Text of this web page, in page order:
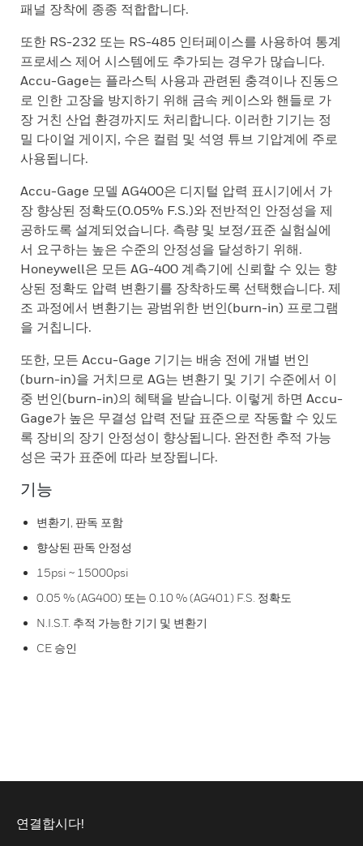
패널 장착에 종종 적합합니다.
또한 RS-232 또는 RS-485 인터페이스를 사용하여 통계
프로세스 제어 시스템에도 추가되는 경우가 많습니다.
Accu-Gage는 플라스틱 사용과 관련된 충격이나 진동으
로 인한 고장을 방지하기 위해 금속 케이스와 핸들로 가
장 거친 산업 환경까지도 처리합니다. 이러한 기기는 정
밀 다이얼 게이지, 수은 컬럼 및 석영 튜브 기압계에 주로
사용됩니다.
Accu-Gage 모델 AG400은 디지털 압력 표시기에서 가
장 향상된 정확도(0.05% F.S.)와 전반적인 안정성을 제
공하도록 설계되었습니다. 측량 및 보정/표준 실험실에
서 요구하는 높은 수준의 안정성을 달성하기 위해.
Honeywell은 모든 AG-400 계측기에 신뢰할 수 있는 향
상된 정확도 압력 변환기를 장착하도록 선택했습니다. 제
조 과정에서 변환기는 광범위한 번인(burn-in) 프로그램
을 거칩니다.
또한, 모든 Accu-Gage 기기는 배송 전에 개별 번인
(burn-in)을 거치므로 AG는 변환기 및 기기 수준에서 이
중 번인(burn-in)의 혜택을 받습니다. 이렇게 하면 Accu-
Gage가 높은 무결성 압력 전달 표준으로 작동할 수 있도
록 장비의 장기 안정성이 향상됩니다. 완전한 추적 가능
성은 국가 표준에 따라 보장됩니다.
기능
변환기, 판독 포함
향상된 판독 안정성
15psi ~ 15000psi
0.05 % (AG400) 또는 0.10 % (AG401) F.S. 정확도
N.I.S.T. 추적 가능한 기기 및 변환기
CE 승인
연결합시다!